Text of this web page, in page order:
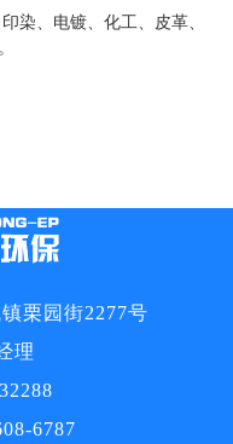
染、电镀、化工、皮革、
栗园街2277号
理
6787